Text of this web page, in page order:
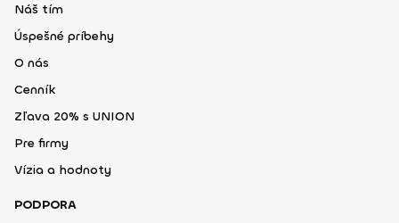
Náš tím
Úspešné príbehy
O nás
Cenník
Zľava 20% s UNION
Pre firmy
Vízia a hodnoty
PODPORA